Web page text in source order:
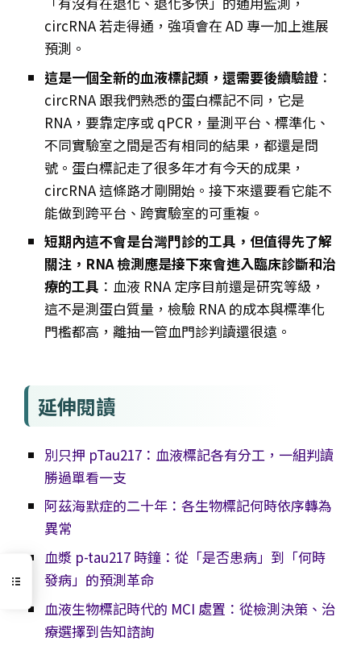
circRNA 若走得通，強項會在 AD 專一加上進展
預測。
這是一個全新的血液標記類，還需要後續驗證 ：
circRNA 跟我們熟悉的蛋白標記不同，它是
RNA，要靠定序或 qPCR，量測平台、標準化、
不同實驗室之間是否有相同的結果，都還是問
號。蛋白標記走了很多年才有今天的成果，
circRNA 這條路才剛開始。接下來還要看它能不
能做到跨平台、跨實驗室的可重複。
短期內這不會是台灣門診的工具，但值得先了解
關注，RNA 檢測應是接下來會進入臨床診斷和治
療的工具 ：血液 RNA 定序目前還是研究等級，
這不是測蛋白質量，檢驗 RNA 的成本與標準化
門檻都高，離抽一管血門診判讀還很遠。
延伸閱讀
別只押 pTau217：血液標記各有分工，一組判讀
勝過單看一支
阿茲海默症的二十年：各生物標記何時依序轉為
異常
血漿 p-tau217 時鐘：從「是否患病」到「何時
發病」的預測革命
血液生物標記時代的 MCI 處置：從檢測決策、治
療選擇到告知諮詢